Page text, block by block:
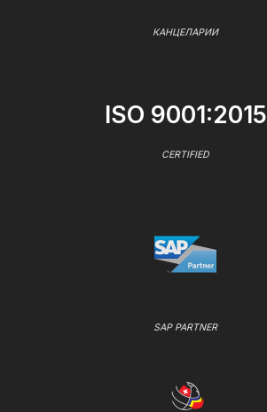
КАНЦЕЛАРИИ
ISO 9001:2015
CERTIFIED
SAP PARTNER